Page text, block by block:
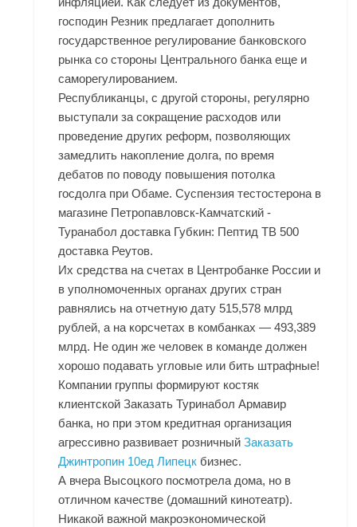
господин Резник предлагает дополнить
государственное регулирование банковского
рынка со стороны Центрального банка еще и
саморегулированием.
Республиканцы, с другой стороны, регулярно
выступали за сокращение расходов или
проведение других реформ, позволяющих
замедлить накопление долга, по время
дебатов по поводу повышения потолка
госдолга при Обаме. Суспензия тестостерона в
магазине Петропавловск-Камчатский -
Туранабол доставка Губкин: Пептид TB 500
доставка Реутов.
Их средства на счетах в Центробанке России и
в уполномоченных органах других стран
равнялись на отчетную дату 515,578 млрд
рублей, а на корсчетах в комбанках — 493,389
млрд. Не один же человек в команде должен
хорошо подавать угловые или бить штрафные!
Компании группы формируют костяк
клиентской Заказать Туринабол Армавир
банка, но при этом кредитная организация
агрессивно развивает розничныйЗаказать
Джинтропин 10ед Липецк бизнес.
А вчера Высоцкого посмотрела дома, но в
отличном качестве (домашний кинотеатр).
Никакой важной макроэкономической